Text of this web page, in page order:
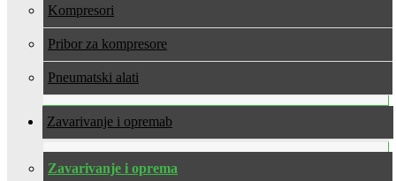
Kompresori
Pribor za kompresore
Pneumatski alati
Zavarivanje i oprema
Zavarivanje i oprema